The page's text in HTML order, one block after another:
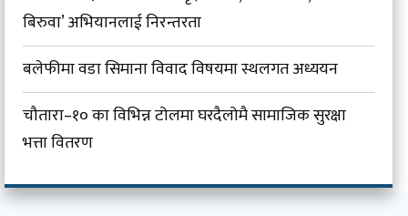
बिरुवा’ अभियानलाई निरन्तरता
बलेफीमा वडा सिमाना विवाद विषयमा स्थलगत अध्ययन
चौतारा–१० का विभिन्न टोलमा घरदैलोमै सामाजिक सुरक्षा
भत्ता वितरण